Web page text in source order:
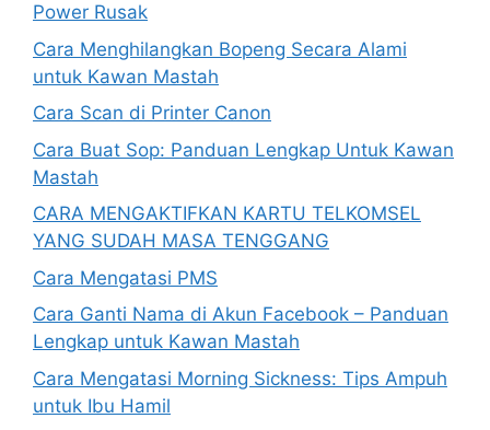
Power Rusak
Cara Menghilangkan Bopeng Secara Alami
untuk Kawan Mastah
Cara Scan di Printer Canon
Cara Buat Sop: Panduan Lengkap Untuk Kawan
Mastah
CARA MENGAKTIFKAN KARTU TELKOMSEL
YANG SUDAH MASA TENGGANG
Cara Mengatasi PMS
Cara Ganti Nama di Akun Facebook – Panduan
Lengkap untuk Kawan Mastah
Cara Mengatasi Morning Sickness: Tips Ampuh
untuk Ibu Hamil